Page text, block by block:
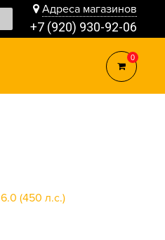
Адреса магазинов
+7 (920) 930-92-06
0
6.0 (450 л.с.)